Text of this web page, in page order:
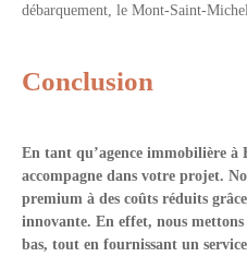
débarquement, le Mont-Saint-
Conclusion
En tant qu’agence immobilière à
accompagne dans votre projet.
premium à des coûts réduits
innovante. En effet, nous mettons
bas, tout en fournissant un